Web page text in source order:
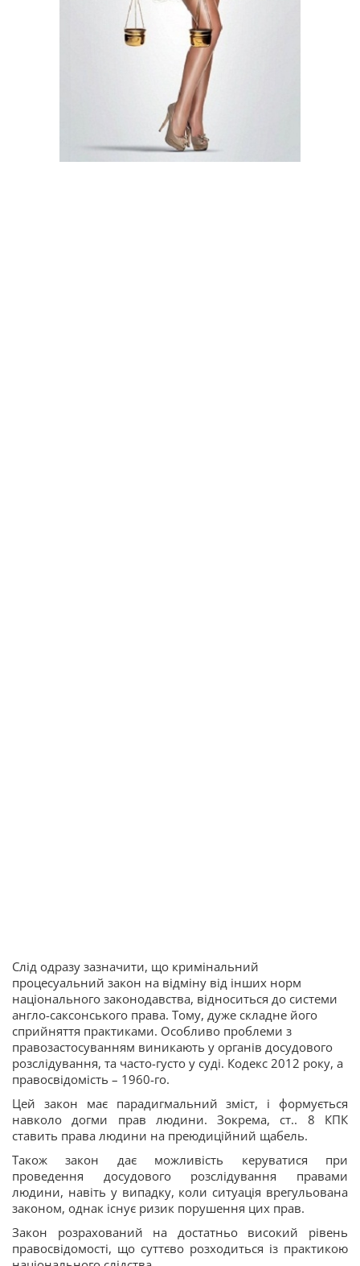
Слід одразу зазначити, що кримінальний
процесуальний закон на відміну від інших норм
національного законодавства, відноситься до системи
англо-саксонського права. Тому, дуже складне його
сприйняття практиками. Особливо проблеми з
правозастосуванням виникають у органів досудового
розслідування, та часто-густо у суді. Кодекс 2012 року, а
правосвідомість – 1960-го.
Цей закон має парадигмальний зміст, і формується
навколо догми прав людини. Зокрема, ст.. 8 КПК
ставить права людини на преюдиційний щабель.
Також закон дає можливість керуватися при
проведення досудового розслідування правами
людини, навіть у випадку, коли ситуація врегульована
законом, однак існує ризик порушення цих прав.
Закон розрахований на достатньо високий рівень
правосвідомості, що суттєво розходиться із практикою